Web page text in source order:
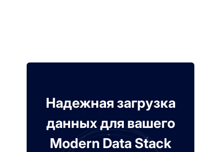
Надежная загрузка
данных для вашего
Modern Data Stack